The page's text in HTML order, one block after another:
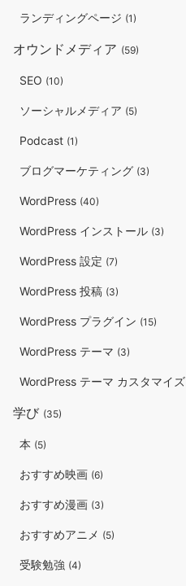
ランディングページ (1)
オウンドメディア (59)
SEO (10)
ソーシャルメディア (5)
Podcast (1)
ブログマーケティング (3)
WordPress (40)
WordPress インストール (3)
WordPress 設定 (7)
WordPress 投稿 (3)
WordPress プラグイン (15)
WordPress テーマ (3)
WordPress テーマ カスタマイズ
学び (35)
本 (5)
おすすめ映画 (6)
おすすめ漫画 (3)
おすすめアニメ (5)
受験勉強 (4)